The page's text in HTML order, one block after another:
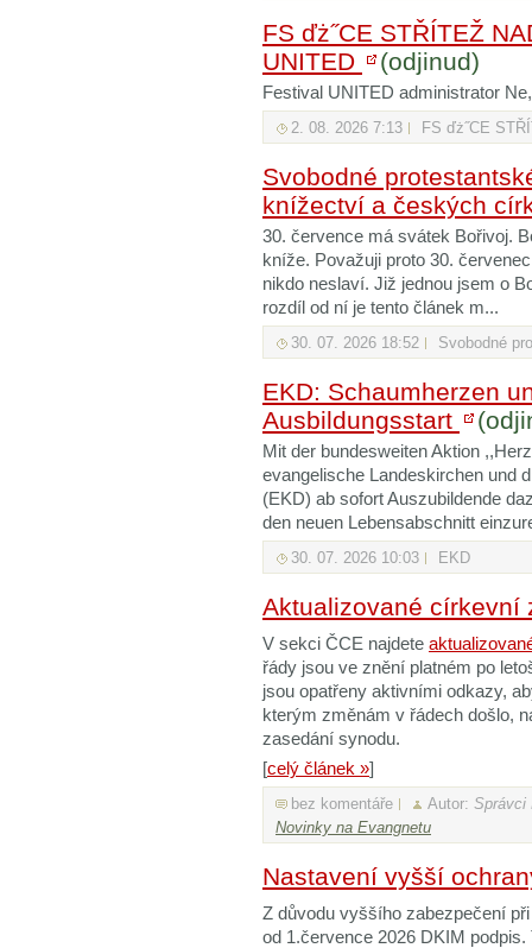
FS ďż˝CE STŘÍTEŽ
UNITED
(odjinud)
Festival UNITED administrator
2. 08. 2026 7:13 FS ďż˝CE
Svobodné
knížectví a českých
30. července má svátek Bořivoj.
kníže. Považuji proto 30.
nikdo neslaví. Již jednou jsem o
rozdíl od ní je tento článek m...
30. 07. 2026 18:52 Svobodné
EKD: Schaumherzen
Ausbildungsstart
Mit der bundesweiten Aktion
evangelische Landeskirchen und
(EKD) ab sofort Auszubildende
den neuen Lebensabschnitt
30. 07. 2026 10:03 EKD
Aktualizované církevní
V sekci ČCE najdete
řády jsou ve znění platném po
jsou opatřeny aktivními odkazy,
kterým změnám v řádech došlo,
zasedání synodu.
[celý článek »]
bez komentáře Autor: Správci
Novinky na Evangnetu
Nastavení vyšší
Z důvodu vyššího zabezpečení
od 1.července 2026 DKIM